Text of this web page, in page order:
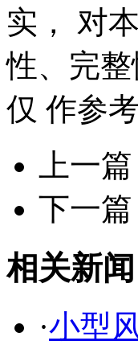
实， 对
性、完
仅 作参
上一篇
下一篇
相关新闻
·小型